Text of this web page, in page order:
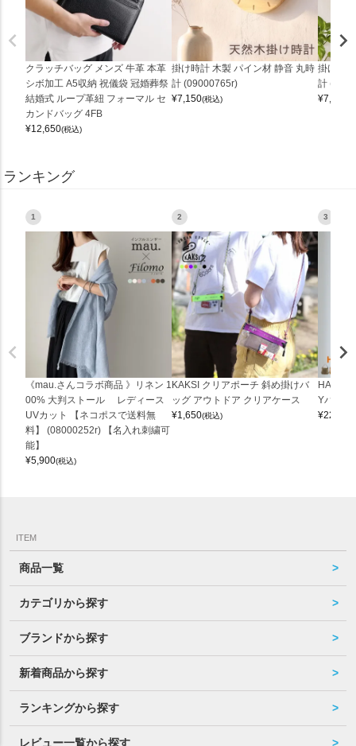
クラッチバッグ メンズ 牛革 本革
シボ加工 A5収納 祝儀袋 冠婚葬祭
結婚式 ループ革紐 フォーマル セ
カンドバッグ 4FB
¥12,650(税込)
掛け時計 木製 パイン材 静音 丸時
計 (09000765r)
¥7,150(税込)
掛け時
計
¥7,150
ランキング
1
《mau.さんコラボ商品 》リネン 1
00% 大判ストール レディース
UVカット 【ネコポスで送料無
料】 (08000252r) 【名入れ刺繍可
能】
¥5,900(税込)
2
KAKSI クリアポーチ 斜め掛けバ
ッグ アウトドア クリアケース
¥1,650(税込)
3
Yバッグ
¥22,000
ITEM
商品一覧
カテゴリから探す
ブランドから探す
新着商品から探す
ランキングから探す
レビュー一覧から探す